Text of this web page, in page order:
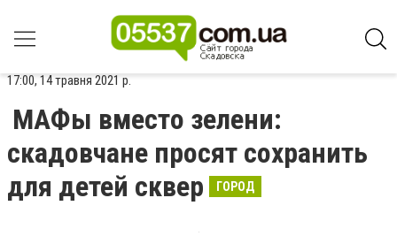
17:00, 14 травня 2021 р.
МАФы вместо зелени:
скадовчане просят сохранить
для детей сквер
ГОРОД